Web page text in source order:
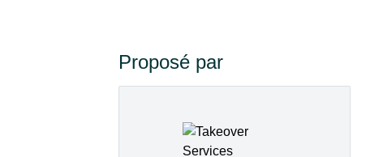
Proposé par